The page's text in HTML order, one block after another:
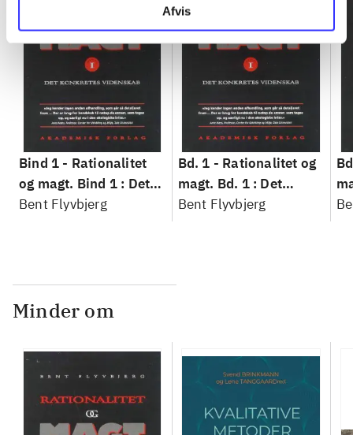
Afvis
Bind 1 - Rationalitet
og magt. Bind 1 : Det
konkretes videnskab
Bent Flyvbjerg
Bd. 1 - Rationalitet og
magt. Bd. 1 : Det
konkretes videnskab
Bent Flyvbjerg
Minder om